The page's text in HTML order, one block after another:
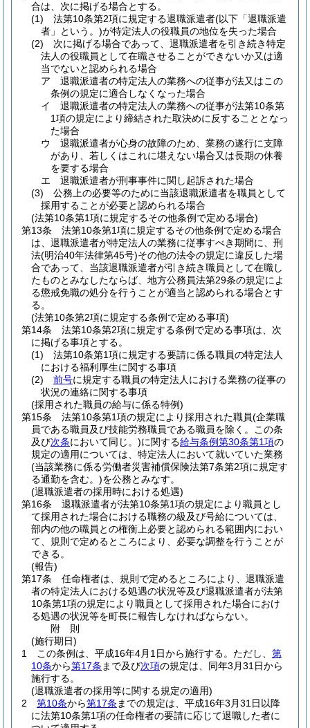
合は、次に掲げる場合とする。
(1)
法第10条第2項に規定する退職派遣者(以下「退職派遣
者」という。)が特定法人の役職員の地位を失った場合
(2)
次に掲げる場合であって、退職派遣者を引き続き特定
法人の役職員として在職させることができないか又は適
当でないと認められる場合
ア
退職派遣者の特定法人の業務への従事が法又はこの
条例の規定に適合しなくなった場合
イ
退職派遣者の特定法人の業務への従事が法第10条第
1項の規定により締結された取決めに反することとなっ
た場合
ウ
退職派遣者が心身の故障のため、業務の遂行に支障
があり、若しくはこれに堪えない場合又は長期の休養
を要する場合
エ
退職派遣者が刑事事件に関し起訴された場合
(3)
公務上の必要等のために当該退職派遣者を職員として
採用することが必要と認められる場合
(法第10条第1項に規定するその他条例で定める場合)
第13条
法第10条第1項に規定するその他条例で定める場合
は、退職派遣者が特定法人の業務に従事すべき期間に、刑
法(明治40年法律第45号)その他の法令の規定に違反した場
合であって、当該退職派遣者が引き続き職員として在職し
たものとみなしたならば、地方公務員法第29条の規定によ
る懲戒免職の処分を行うことが適当と認められる場合とす
る。
(法第10条第2項に規定する条例で定める事項)
第14条
法第10条第2項に規定する条例で定める事項は、次
に掲げる事項とする。
(1)
法第10条第1項に規定する要請に係る職員の特定法人
における福利厚生に関する事項
(2)
前号に規定する職員の特定法人における業務の従事の
状況の連絡に関する事項
(採用された職員の給与に係る特例)
第15条
法第10条第1項の規定により採用された職員(企業職
員である職員及び技能労務職員である職員を除く。この条
及び次条において同じ。)に関する給与条例第30条第1項の
規定の適用については、特定法人において就いていた業務
(当該業務に係る労働者災害補償保険法第7条第2項に規定す
る通勤を含む。)を公務とみなす。
(退職派遣者の採用時における処遇)
第16条
退職派遣者が法第10条第1項の規定により職員とし
て採用された場合における職務の級及び号給については、
部内の他の職員との権衡上必要と認められる範囲内におい
て、規則で定めるところにより、必要な調整を行うことが
できる。
(報告)
第17条
任命権者は、規則で定めるところにより、退職派遣
者の特定法人における処遇の状況等及び退職派遣者が法第
10条第1項の規定により職員として採用された場合におけ
る処遇の状況等を町長に報告しなければならない。
附 則
(施行期日)
1
この条例は、平成16年4月1日から施行する。 ただし、 第
10条から第17条 まで及び次項の規定は、同年3月31日から
施行する。
(退職派遣者の採用等に関する規定の適用)
2
第10条から第17条 までの規定は、平成16年3月31日以降
に法第10条第1項の任命権者の要請に応じて退職した者に